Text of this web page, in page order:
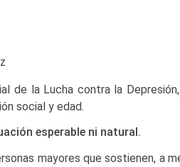
de la Lucha contra la
social y edad.
esperable ni natural.
mayores que sostienen, a